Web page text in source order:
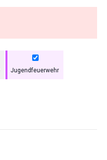
Jugendfeuerwehr